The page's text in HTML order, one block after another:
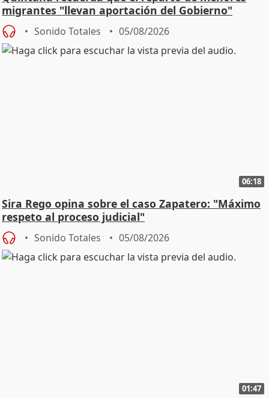
migrantes "llevan aportación del Gobierno"
central
Sonido Totales 05/08/2026
06:18
Sira Rego opina sobre el caso Zapatero: "Máximo
respeto al proceso judicial"
Sonido Totales 05/08/2026
01:47